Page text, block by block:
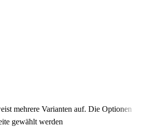
mehrere Varianten auf. Die Optionen
gewählt werden